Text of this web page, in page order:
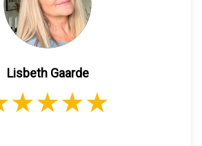
Lisbeth Gaarde